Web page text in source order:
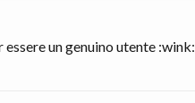
un genuino utente :wink: